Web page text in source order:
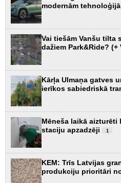
modernām
Vai tiešām Vanšu tilta
dažiem Park&Ride? (+
Kārļa Ulmaņa gatves
ierīkos sabiedriskā
Mēneša laikā
staciju apzadzēji
1
KEM: Trīs Latvijas
produkciju prioritāri